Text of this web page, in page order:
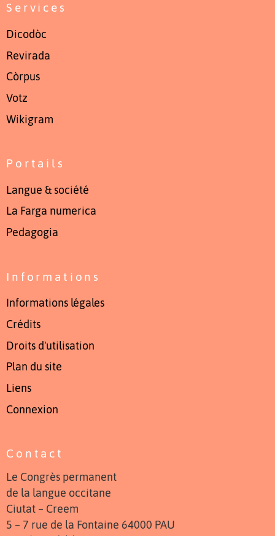
Services
Dicodòc
Revirada
Còrpus
Votz
Wikigram
Portails
Langue & société
La Farga numerica
Pedagogia
Informations
Informations légales
Crédits
Droits d'utilisation
Plan du site
Liens
Connexion
Contact
Le Congrès permanent
de la langue occitane
Ciutat – Creem
5 – 7 rue de la Fontaine 64000 PAU